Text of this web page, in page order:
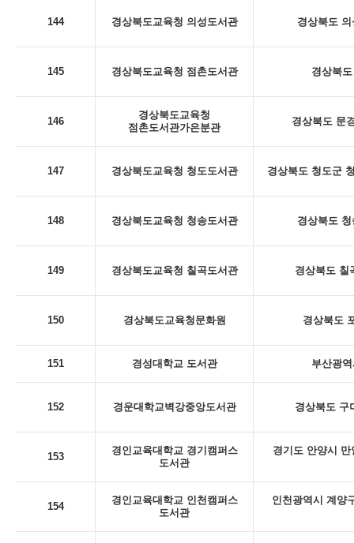
144 경상북도교육청 의성도서관 경상북도
145 경상북도교육청 점촌도서관 경상북
146
경상북도교육청
점촌도서관가은분관
경상북도 문
147 경상북도교육청 청도도서관 경상북도 청도군
148 경상북도교육청 청송도서관 경상북도
149 경상북도교육청 칠곡도서관 경상북도 칠
150 경상북도교육청문화원 경상북도
151 경성대학교 도서관 부산광
152 경운대학교벽강중앙도서관 경상북도 구
153
경인교육대학교 경기캠퍼스
도서관
경기도 안양시
154
경인교육대학교 인천캠퍼스
도서관
인천광역시 계양